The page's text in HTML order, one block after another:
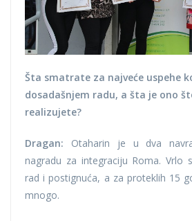
Šta smatrate za najveće uspehe
dosadašnjem radu, a šta je ono
realizujete?
Dragan: Otaharin je u dva
nagradu za integraciju Roma. Vrlo
rad i postignuća, a za proteklih 15
mnogo.